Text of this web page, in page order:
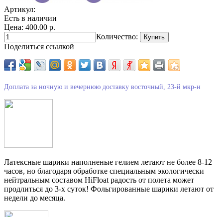
Артикул:
Есть в наличии
Цена: 400.00 р.
Количество:
Поделиться ссылкой
Доплата за ночную и вечернюю доставку восточный, 23-й мкр-н
Латексные шарики наполненые гелием летают не более 8-12
часов, но благодаря обработке специальным экологически
нейтральным составом HiFloat радость от полета может
продлиться до 3-х суток! Фольгированные шарики летают от
недели до месяца.